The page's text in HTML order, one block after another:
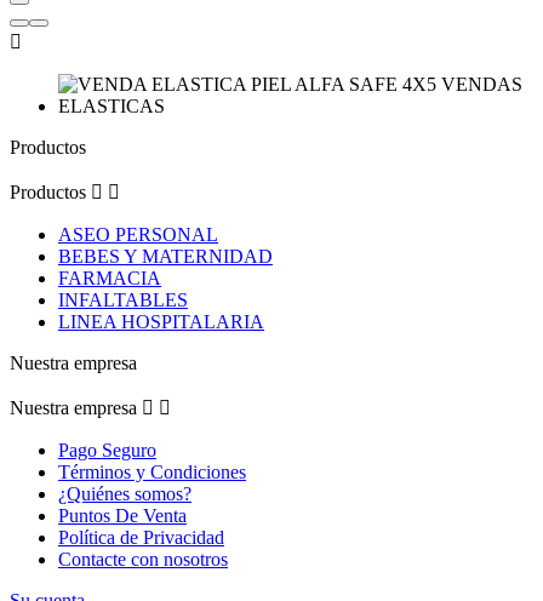

Productos
Productos  
ASEO PERSONAL
BEBES Y MATERNIDAD
FARMACIA
INFALTABLES
LINEA HOSPITALARIA
Nuestra empresa
Nuestra empresa  
Pago Seguro
Términos y Condiciones
¿Quiénes somos?
Puntos De Venta
Política de Privacidad
Contacte con nosotros